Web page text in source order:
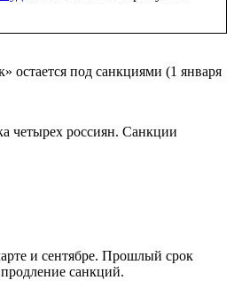
остается под санкциями (1 января
четырех россиян. Санкции
и сентябре. Прошлый срок
санкций.